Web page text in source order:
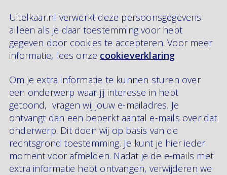
Uitelkaar.nl verwerkt deze persoonsgegevens
alleen als je daar toestemming voor hebt
gegeven door cookies te accepteren. Voor meer
informatie, lees onze cookieverklaring.
Om je extra informatie te kunnen sturen over
een onderwerp waar jij interesse in hebt
getoond, vragen wij jouw e-mailadres. Je
ontvangt dan een beperkt aantal e-mails over dat
onderwerp. Dit doen wij op basis van de
rechtsgrond toestemming. Je kunt je hier ieder
moment voor afmelden. Nadat je de e-mails met
extra informatie hebt ontvangen, verwijderen we